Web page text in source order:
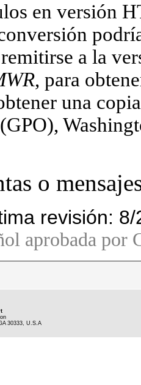
en versión
a la
, para
una
o
revisión:
aprobada
30333, U.S.A